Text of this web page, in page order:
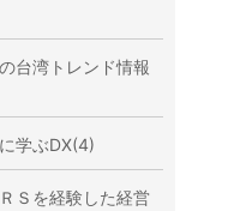
台湾トレンド情報
学ぶDX(4)
Ｓを経験した経営